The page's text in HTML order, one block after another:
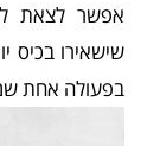
אפשר לצאת
שישאירו בכיס
בפעולה אחת